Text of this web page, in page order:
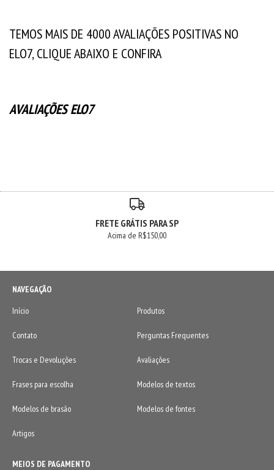
TEMOS MAIS DE 4000 AVALIAÇÕES POSITIVAS NO
ELO7, CLIQUE ABAIXO E CONFIRA
AVALIAÇÕES ELO7
FRETE GRÁTIS PARA SP
Acima de R$150,00
NAVEGAÇÃO
Início
Produtos
Contato Perguntas Frequentes
Trocas e Devoluções Avaliações
Frases para escolha Modelos de textos
Modelos de brasão Modelos de fontes
Artigos
MEIOS DE PAGAMENTO